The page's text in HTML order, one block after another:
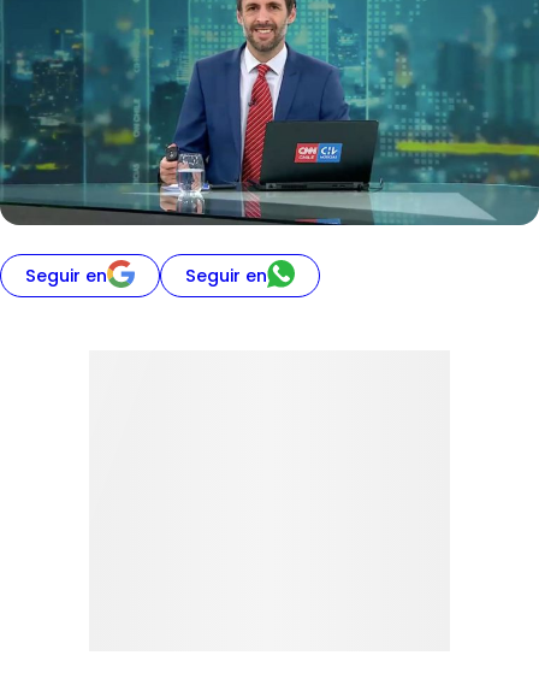
Seguir en Seguir en